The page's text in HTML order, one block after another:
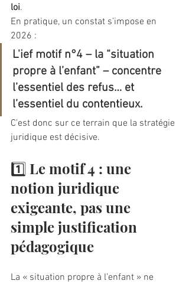
loi.
En pratique, un constat s’impose en
2026 :
L'ief motif n°4 – la “situation
propre à l’enfant” – concentre
l’essentiel des refus… et
l’essentiel du contentieux.
C’est donc sur ce terrain que la stratégie
juridique est décisive.
1️⃣ Le motif 4 : une
notion juridique
exigeante, pas une
simple justification
pédagogique
La « situation propre à l’enfant » ne